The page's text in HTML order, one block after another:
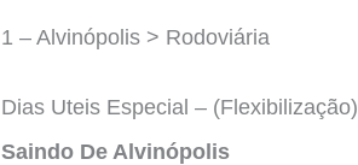
1 – Alvinópolis > Rodoviária
Dias Uteis Especial – (Flexibilização)
Saindo De Alvinópolis